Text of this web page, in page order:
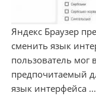
Яндекс Браузер
сменить язык
пользователь мог
предпочитаемый
язык интерфейса ...